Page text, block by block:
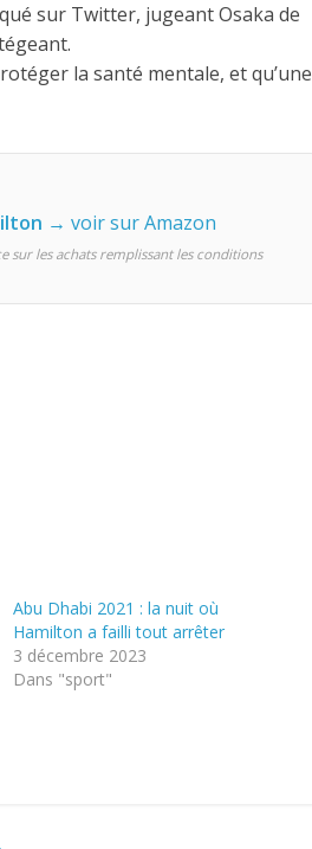
sur Twitter, jugeant Osaka de
la santé mentale, et qu’une
→ voir sur Amazon
sur les achats remplissant les conditions
Abu Dhabi 2021 : la nuit où
Hamilton a failli tout arrêter
3 décembre 2023
Dans "sport"